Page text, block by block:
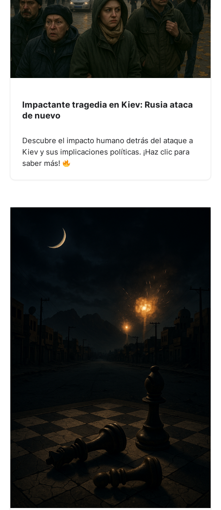
Impactante tragedia en Kiev: Rusia ataca
de nuevo
Descubre el impacto humano detrás del ataque a
Kiev y sus implicaciones políticas. ¡Haz clic para
saber más!